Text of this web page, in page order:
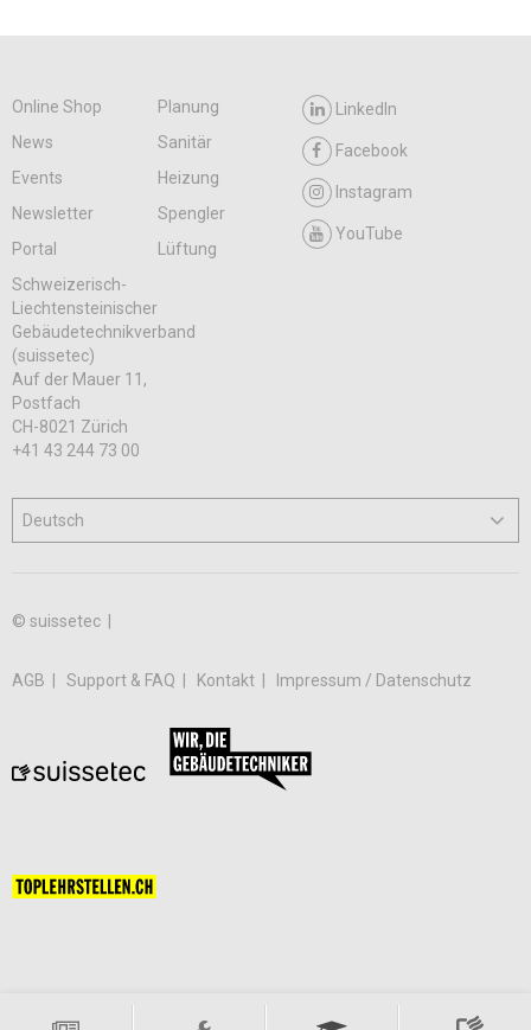
Online Shop
Planung
News
Sanitär
Events
Heizung
Newsletter
Spengler
Portal
Lüftung
LinkedIn
Facebook
Instagram
YouTube
Schweizerisch-
Liechtensteinischer
Gebäudetechnikverband
(suissetec)
Auf der Mauer 11,
Postfach
CH-8021 Zürich
+41 43 244 73 00
© suissetec |
AGB Support & FAQ Kontakt Impressum / Datenschutz